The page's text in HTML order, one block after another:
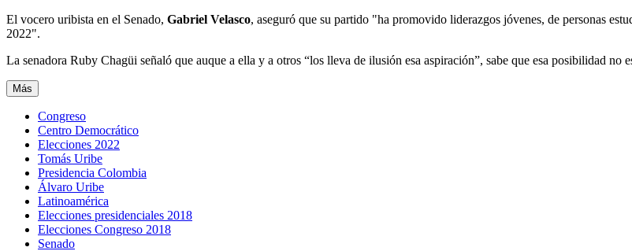
El vocero uribista en el Senado, Gabriel Velasco, aseguró que su partido "ha promovido liderazgos jóvenes, de personas
2022".
La senadora Ruby Chagüi señaló que auque a ella y a otros “los lleva de ilusión esa aspiración”, sabe que esa posibilidad no
Más
Congreso
Centro Democrático
Elecciones 2022
Tomás Uribe
Presidencia Colombia
Álvaro Uribe
Latinoamérica
Elecciones presidenciales 2018
Elecciones Congreso 2018
Senado